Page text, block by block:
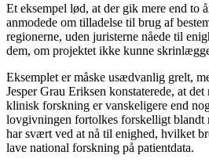
Et eksempel lød, at der gik mere end to
anmodede om tilladelse til brug af
regionerne, uden juristerne nåede til
dem, om projektet ikke kunne
Eksemplet er måske usædvanlig grelt,
Jesper Grau Eriksen konstaterede, at
klinisk forskning er vanskeligere end
lovgivningen fortolkes forskelligt blandt
har svært ved at nå til enighed, hvilket
lave national forskning på patientdata.